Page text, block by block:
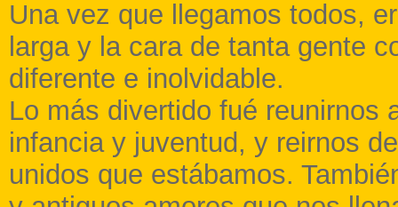
Una vez que llegamos todos,
larga y la cara de tanta gente
diferente e inolvidable.
Lo más divertido fué reunirnos
infancia y juventud, y reirnos
unidos que estábamos.